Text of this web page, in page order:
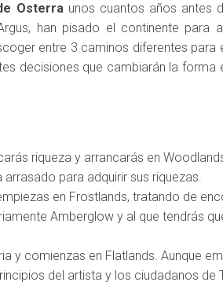
Osterraunos cuantos años antes
han pisado el continente para
entre 3 caminos diferentes para
decisiones que cambiarán la forma
riqueza y arrancarás en
para adquirir sus riquezas.
en Frostlands, tratando de
Amberglow y al que tendrás
y comienzas en Flatlands. Aunque
del artista y los ciudadanos de